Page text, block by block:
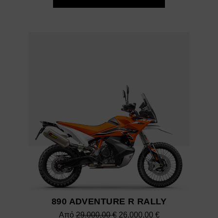
890 ADVENTURE R RALLY
Από29.000,00€ Original
26.000,00 €Η